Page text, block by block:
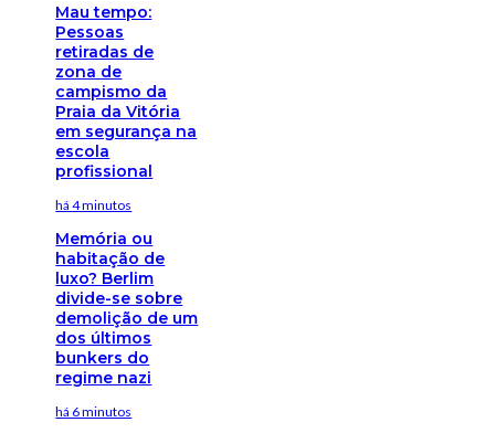
Mau tempo:
Pessoas
retiradas de
zona de
campismo da
Praia da Vitória
em segurança na
escola
profissional
há 4 minutos
Memória ou
habitação de
luxo? Berlim
divide-se sobre
demolição de um
dos últimos
bunkers do
regime nazi
há 6 minutos